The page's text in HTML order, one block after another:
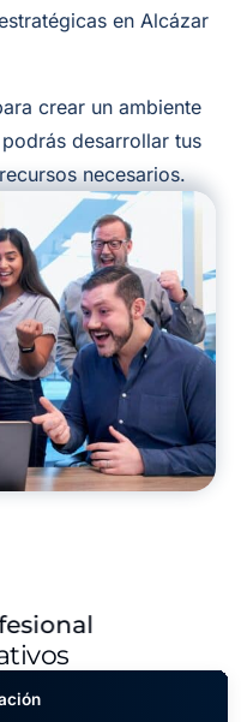
en Alcázar
crear un ambiente
desarrollar tus
necesarios.